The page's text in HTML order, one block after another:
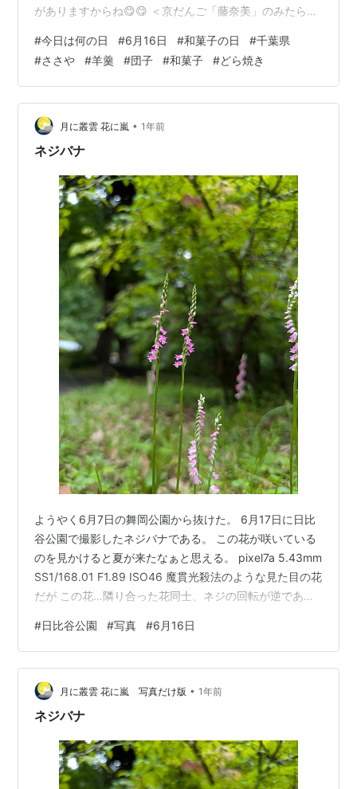
がありますからね😋😋 ＜京だんご「藤奈美」のみたらし
ですが... こんな話を書き始めたら無性に餡子が食べたく
なるワケでして💦 ＜大阪「一久」のからいも餅＞ 本日6
月16日は「和菓子の日」なのです😲 日付は毎度お馴染み
の語呂合わせに非ず... さかのぼること848年の夏(承和15
年・嘉祥元年)📅 仁明天皇の御神託に基づき、6月16日に
16の数に因…
#今日は何の日 #6月16日 #和菓子の日 #千葉県
#ささや #羊羹 #団子 #和菓子 #どら焼き
月に叢雲 花に嵐 • 1年前
ネジバナ
ようやく6月7日の舞岡公園から抜けた。 6月17日に日比
谷公園で撮影したネジバナである。 この花が咲いている
のを見かけると夏が来たなぁと思える。 pixel7a 5.43mm
SS1/168.01 F1.89 ISO46 魔貫光殺法のような見た目の花
だが この花…隣り合った花同士、ネジの回転が逆であ
によると右巻きと左巻き…どちらが生存に適しているか
検証中なのかもしれない。 …たぶん花が多い方が生存に
適している… この写真…久々にRICOHのコンバージョン
レンズGT-1を使用している。 GT-1はかつてのGR
DIGITALやGX200で使用…
#日比谷公園 #写真 #6月16日
月に叢雲 花に嵐 写真だけ版 • 1年前
ネジバナ